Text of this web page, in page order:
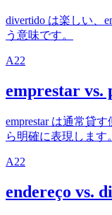
divertido は楽しい、
う意味です。
A22
emprestar vs.
emprestar は通常貸
ら明確に表現します。
A22
endereço vs.